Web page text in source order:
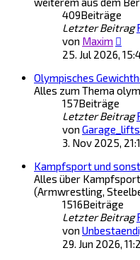
409Beiträge
Letzter Beitrag
von Maxim
25. Jul 2026,
Olympisches
Alles zum Thema
157Beiträge
Letzter Beitrag
von
3. Nov 2025,
Kampfsport und
Alles über
(Armwrestling,
1516Beiträge
Letzter Beitrag
von
29. Jun 2026,